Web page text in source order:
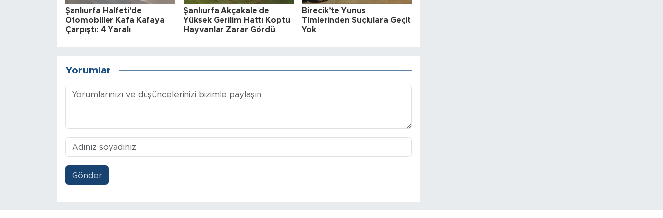
Şanlıurfa Halfeti'de
Otomobiller Kafa Kafaya
Çarpıştı: 4 Yaralı
Şanlıurfa Akçakale'de
Yüksek Gerilim Hattı Koptu
Hayvanlar Zarar Gördü
Birecik’te Yunus
Timlerinden Suçlulara Geçit
Yok
Yorumlar
Gönder